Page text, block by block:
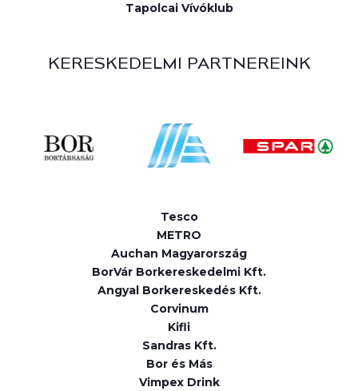
Tapolcai Vívóklub
KERESKEDELMI PARTNEREINK
Tesco
METRO
Auchan Magyarország
BorVár Borkereskedelmi Kft.
Angyal Borkereskedés Kft.
Corvinum
Kifli
Sandras Kft.
Bor és Más
Vimpex Drink